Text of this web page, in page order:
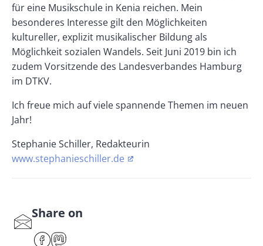
für eine Musikschule in Kenia reichen. Mein
besonderes Interesse gilt den Möglichkeiten
kultureller, explizit musikalischer Bildung als
Möglichkeit sozialen Wandels. Seit Juni 2019 bin ich
zudem Vorsitzende des Landesverbandes Hamburg
im DTKV.
Ich freue mich auf viele spannende Themen im neuen
Jahr!
Stephanie Schiller, Redakteurin
www.stephanieschiller.de
S
Share on
F